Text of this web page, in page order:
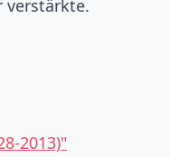
verstärkte.
2013)"